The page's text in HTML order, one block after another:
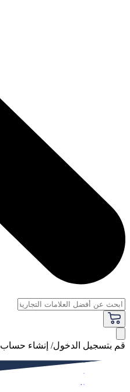
قم بتسجيل الدخول/ إنشاء حساب
فاخر
النساء
الرجال